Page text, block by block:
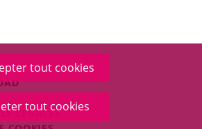
tout cookies
tout cookies
APLICACIÓN
EXTERNA.
APLICACIÓN
EXTERNA.
APLICACIÓN
EXTERNA.
LEGALES